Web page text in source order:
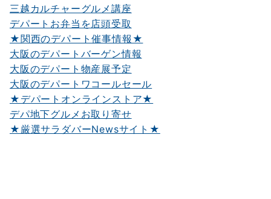
三越カルチャーグルメ講座
デパートお弁当を店頭受取
★関西のデパート催事情報★
大阪のデパートバーゲン情報
大阪のデパート物産展予定
大阪のデパートワコールセール
★デパートオンラインストア★
デパ地下グルメお取り寄せ
★厳選サラダバーNewsサイト★